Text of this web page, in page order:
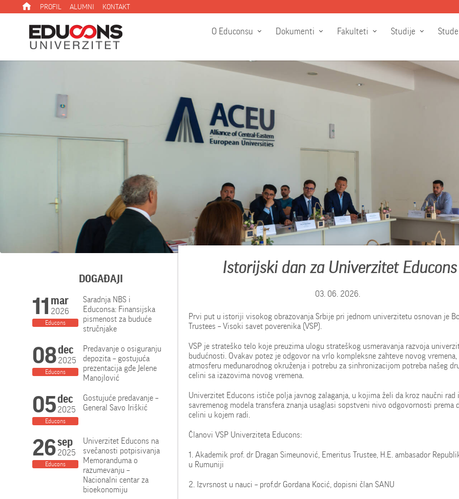
PROFIL ALUMNI KONTAKT
O Educonsu Dokumenti Fakulteti Studije
Istorijski dan za Univerzitet Educons
03. 06. 2026.
Prvi put u istoriji visokog obrazovanja Srbije pri jednom univerzitetu osnovan je
Trustees – Visoki savet poverenika (VSP).
VSP je strateško telo koje preuzima ulogu strateškog usmeravanja razvoja
budućnosti. Ovakav potez je odgovor na vrlo kompleksne zahteve novog vremena,
atmosferu međunarodnog okruženja i potrebu za sinhronizacijom potreba našeg
celini sa izazovima novog vremena.
Univerzitet Educons ističe polja javnog zalaganja, u kojima želi da kroz naučni rad
savremenog modela transfera znanja usaglasi sopstveni nivo odgovornosti prema
celini u kojem radi.
Članovi VSP Univerziteta Educons:
1. Akademik prof. dr Dragan Simeunović, Emeritus Trustee, H.E. ambasador
u Rumuniji
2. Izvrsnost u nauci – prof.dr Gordana Kocić, dopisni član SANU
DOGAĐAJI
11 mar
2026
Educons
Saradnja NBS i
Educonsa: Finansijska
pismenost za buduće
stručnjake
08dec
2025
Educons
Predavanje o osiguranju
depozita – gostujuća
prezentacija gđe Jelene
Manojlović
05dec
2025
Educons
Gostujuće predavanje –
General Savo Iriškić
26sep
2025
Educons
Univerzitet Educons na
svečanosti potpisivanja
Memoranduma o
razumevanju –
Nacionalni centar za
bioekonomiju